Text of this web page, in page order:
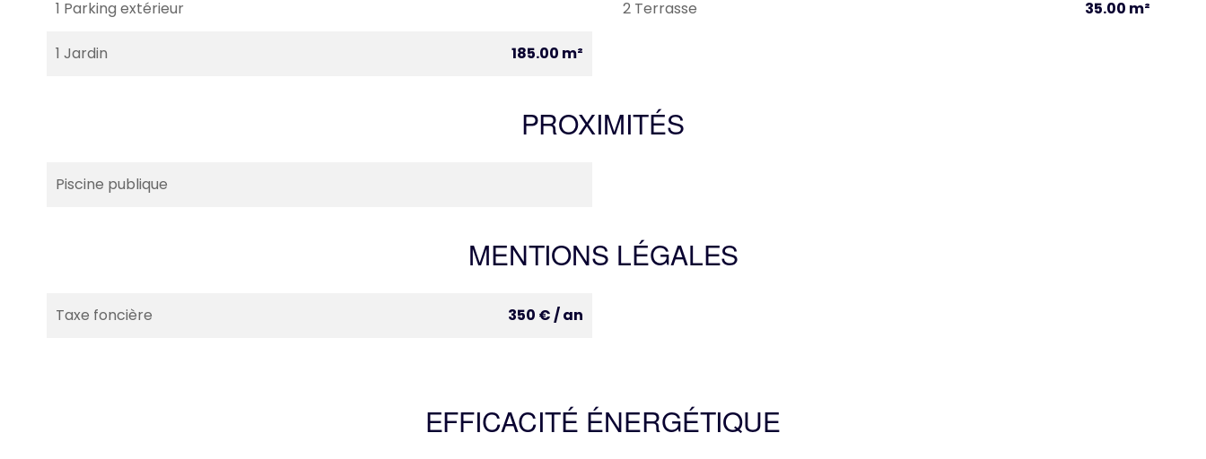
1 Parking extérieur 2 Terrasse 35.00 m²
1 Jardin 185.00 m²
PROXIMITÉS
Piscine publique
MENTIONS LÉGALES
Taxe foncière 350 € / an
EFFICACITÉ ÉNERGÉTIQUE